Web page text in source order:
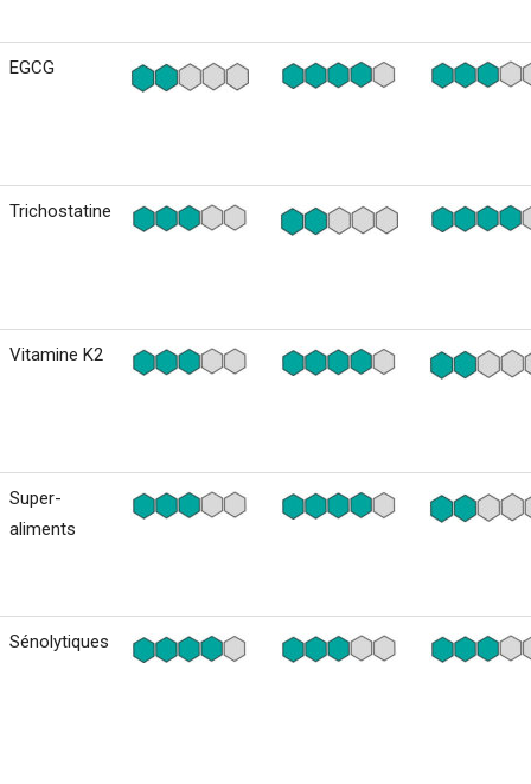
EGCG
Trichostatine
Vitamine K2
Super-
aliments
Sénolytiques